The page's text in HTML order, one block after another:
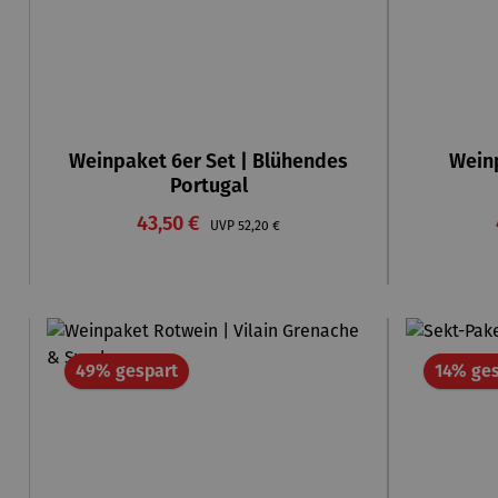
Weinpaket 6er Set | Blühendes
Portugal
Verkaufspreis:
43,50 € UVP Regulärer Preis:
52,20 €
49% gespartRabatt 14%